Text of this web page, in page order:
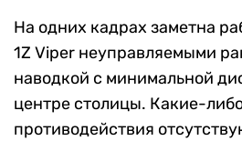
На одних кадрах заметна
1Z Viper неуправляемыми
наводкой с минимальной
центре столицы. Какие-
противодействия